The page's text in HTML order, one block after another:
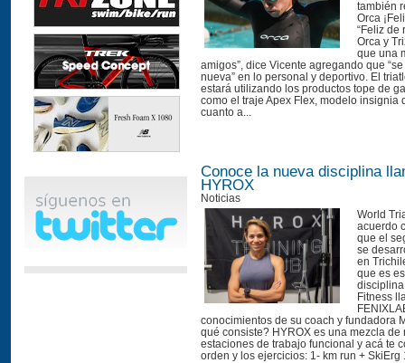
también
Orca
“Feliz de
Orca y
que una
amigos”, dice Vicente agregando que
nueva” en lo personal y deportivo. El
estará utilizando los productos tope de
como el traje Apex Flex, modelo insignia
cuanto a...
Conoce la nueva disciplina
HYROX
Noticias
World
acuerdo
que el
se
en
que es
Fitness
conocimientos de su coach y fundadora
qué consiste? HYROX es una mezcla de
estaciones de trabajo funcional y acá te
orden y los ejercicios: 1- km run + SkiErg